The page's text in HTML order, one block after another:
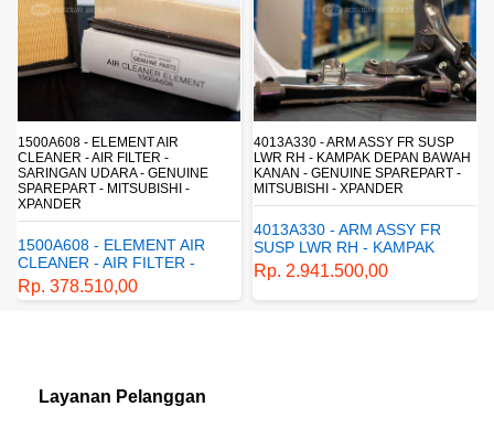
4013A330 - ARM ASSY FR SUSP
LWR RH - KAMPAK DEPAN BAWAH
KANAN - GENUINE SPAREPART -
MITSUBISHI - XPANDER
SUSP LWR RH - KAMPAK
DEPAN BAWAH KANAN -
GENUINE SPAREPART -
MITSUBISHI - XPANDER
Rp. 2.941.500,00
4162A413 - SHOCK ABSORBER RR
SUSP - SUSPENSI BELAKANG -
SHOCKBREAKER BELAKANG -
GENUINE SPAREPART -
MITSUBISHI - XPANDER
4162A413 - SHOCK
ABSORBER RR SUSP -
SUSPENSI BELAKANG -
SHOCKBREAKER BELAKANG
Rp. 1.198.800,00
Layanan Pelanggan